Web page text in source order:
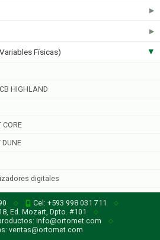
▶
▶
Físicas) ▶
HIGHLAND
digitales
◇ Cel: +593 998 031 711 ◇
Ed. Mozart, Dpto. #101 ◇
info@ortomet.com ◇
ventas@ortomet.com